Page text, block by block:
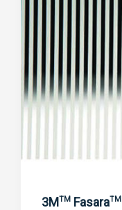
3MTM FasaraTM